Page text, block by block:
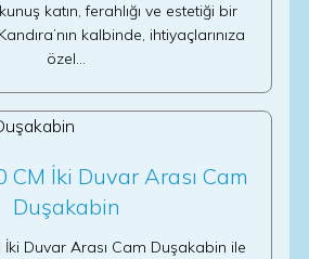
katın, ferahlığı ve estetiği bir
kalbinde, ihtiyaçlarınıza
özel…
CM İki Duvar Arası Cam
Duşakabin
İki Duvar Arası Cam Duşakabin ile